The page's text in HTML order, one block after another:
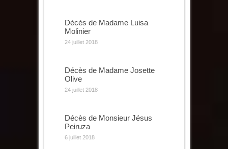
Décès de Madame Luisa
Molinier
24 juillet 2018
Décès de Madame Josette
Olive
24 juillet 2018
Décès de Monsieur Jésus
Peiruza
6 juillet 2018